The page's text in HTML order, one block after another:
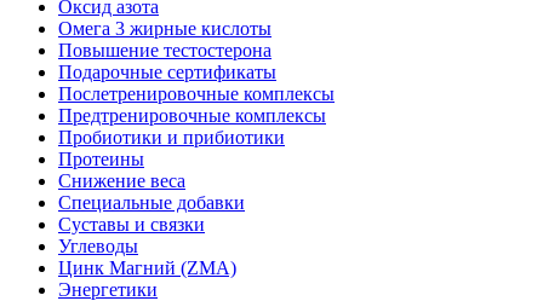
Оксид азота
Омега 3 жирные кислоты
Повышение тестостерона
Подарочные сертификаты
Послетренировочные комплексы
Предтренировочные комплексы
Пробиотики и прибиотики
Протеины
Снижение веса
Специальные добавки
Суставы и связки
Углеводы
Цинк Магний (ZMA)
Энергетики